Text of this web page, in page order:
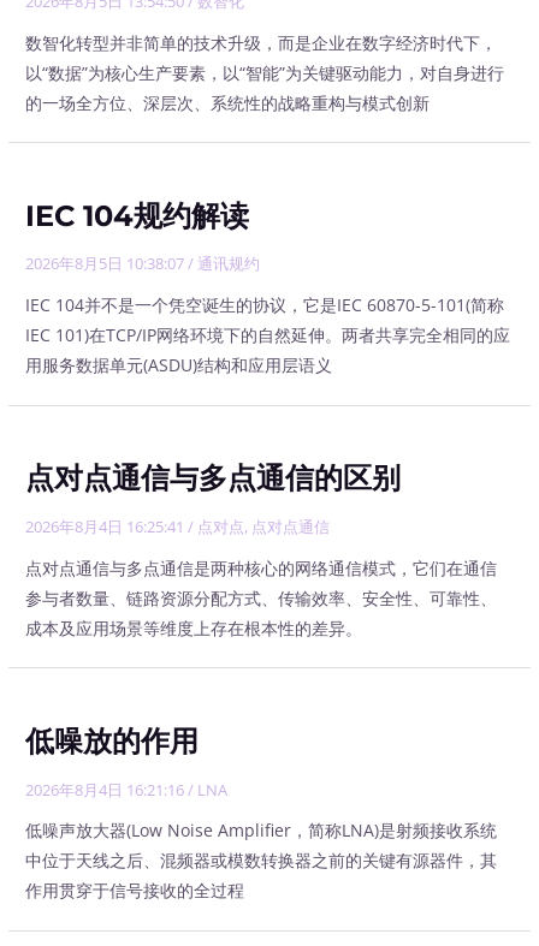
数智化转型并非简单的技术升级，而是企业在数字经济时代下，
以“数据”为核心生产要素，以“智能”为关键驱动能力，对自身进行
的一场全方位、深层次、系统性的战略重构与模式创新
IEC 104规约解读
2026年8月5日 10:38:07/ 通讯规约
IEC 104并不是一个凭空诞生的协议，它是IEC 60870-5-101(简称
IEC 101)在TCP/IP网络环境下的自然延伸。两者共享完全相同的应
用服务数据单元(ASDU)结构和应用层语义
点对点通信与多点通信的区别
2026年8月4日 16:25:41 / 点对点, 点对点通信
点对点通信与多点通信是两种核心的网络通信模式，它们在通信
参与者数量、链路资源分配方式、传输效率、安全性、可靠性、
成本及应用场景等维度上存在根本性的差异。
低噪放的作用
2026年8月4日 16:21:16/ LNA
低噪声放大器(Low Noise Amplifier，简称LNA)是射频接收系统
中位于天线之后、混频器或模数转换器之前的关键有源器件，其
作用贯穿于信号接收的全过程